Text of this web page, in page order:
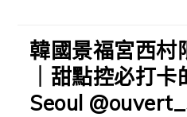
韓國景福宮西村
｜甜點控必打
Seoul